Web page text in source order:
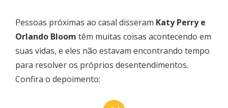
Pessoas próximas ao casal disseram Katy Perry e
Orlando Bloom têm muitas coisas acontecendo em
suas vidas, e eles não estavam encontrando tempo
para resolver os próprios desentendimentos.
Confira o depoimento: